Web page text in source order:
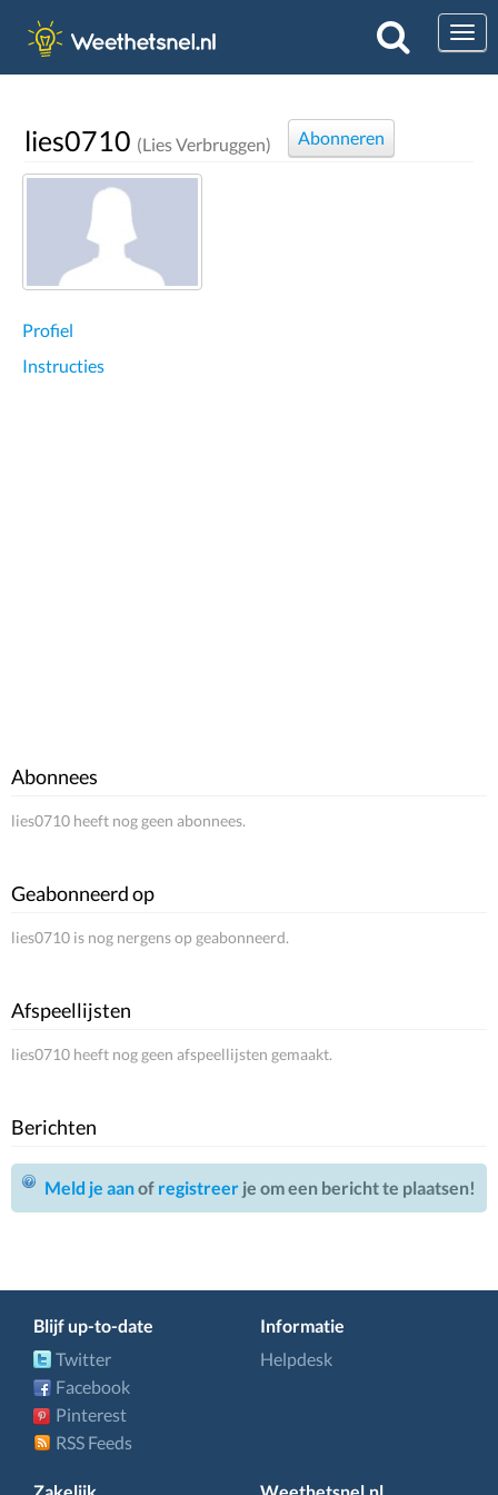
lies0710 (Lies Verbruggen) Abonneren
Profiel
Instructies
Abonnees
lies0710 heeft nog geen abonnees.
Geabonneerd op
lies0710 is nog nergens op geabonneerd.
Afspeellijsten
lies0710 heeft nog geen afspeellijsten gemaakt.
Berichten
Meld je aanof registreer je om een bericht te plaatsen!
Blijf up-to-date
Twitter
Facebook
Pinterest
RSS Feeds
Informatie
Helpdesk